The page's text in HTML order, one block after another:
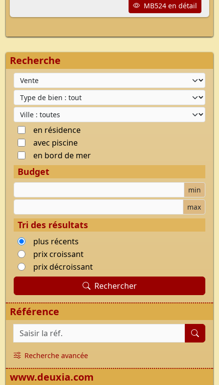
MB524 en détail
Recherche
Type d'offre
Type de bien
Ville
en résidence
avec piscine
en bord de mer
Budget
Budget minimum min
Budget maximum max
Tri des résultats
plus récents
prix croissant
prix décroissant
Rechercher
Référence
Référence du bien
Recherche avancée
www.deuxia.com